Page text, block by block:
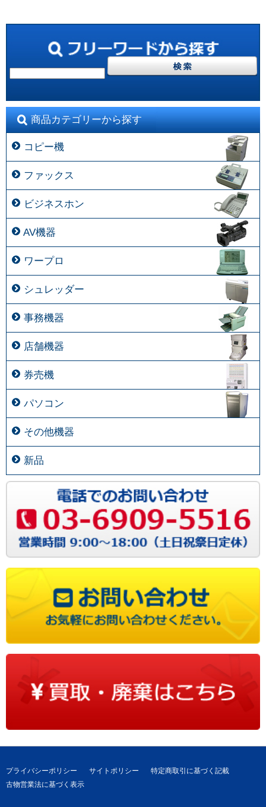
商品カテゴリーから探す
コピー機
ファックス
ビジネスホン
AV機器
ワープロ
シュレッダー
事務機器
店舗機器
券売機
パソコン
その他機器
新品
プライバシーポリシー サイトポリシー
特定商取引に基づく記載
古物営業法に基づく表示